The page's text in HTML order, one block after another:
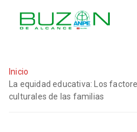
Inicio
La equidad educativa: Los
culturales de las familias